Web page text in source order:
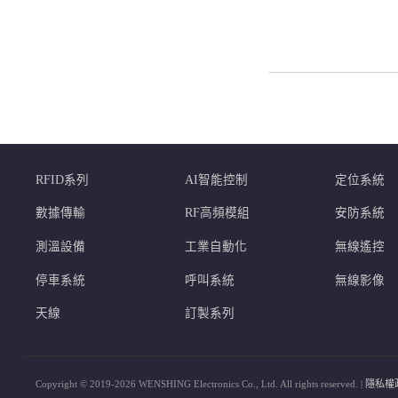
RFID系列 AI智能控制 定位系統
數據傳輸 RF高頻模組 安防系統
測溫設備 工業自動化 無線遙控
停車系統 呼叫系統 無線影像
天線 訂製系列
Copyright © 2019-2026 WENSHING Electronics Co., Ltd. All rights reserved. | 隱私權